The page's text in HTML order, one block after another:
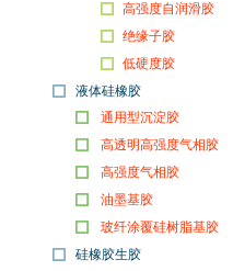
高强度自润滑胶
绝缘子胶
低硬度胶
液体硅橡胶
通用型沉淀胶
高透明高强度气相胶
高强度气相胶
油墨基胶
玻纤涂覆硅树脂基胶
硅橡胶生胶